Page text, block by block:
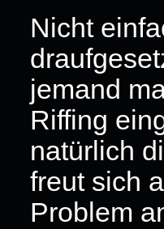
Nicht
jemand
Riffing
natürlich
freut sich
Problem